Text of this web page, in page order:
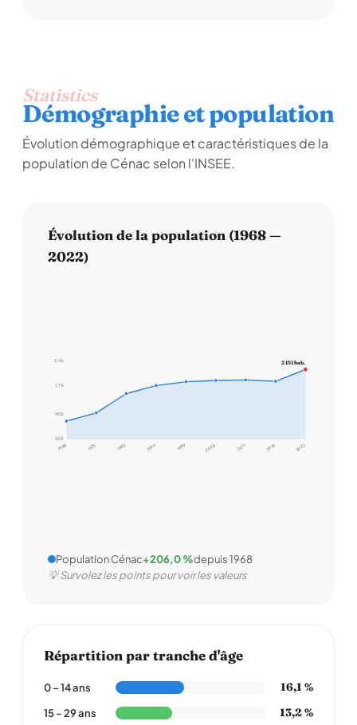
Statistics
Démographie et population
Évolution démographique et caractéristiques de la
population de Cénac selon l'INSEE.
Évolution de la population (1968 —
2022)
200
900
1,7 k
2,4 k
1968 1975 1982 1990 1999 2006 2011 2016 2022
2 151 hab.
Population Cénac+206,0 %depuis 1968
💡 Survolez les points pour voir les valeurs
Répartition par tranche d'âge
0 – 14 ans 16,1 %
15 – 29 ans 13,2 %